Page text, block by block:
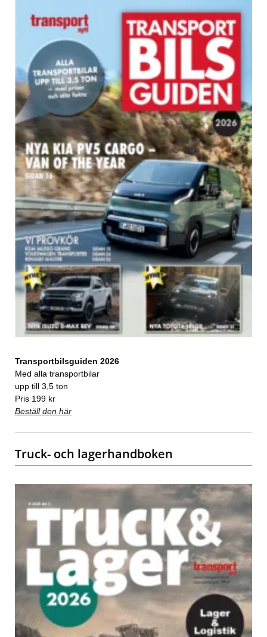
Transportbilsguiden 2026
Med alla transportbilar
upp till 3,5 ton
Pris 199 kr
Beställ den här
Truck- och lagerhandboken